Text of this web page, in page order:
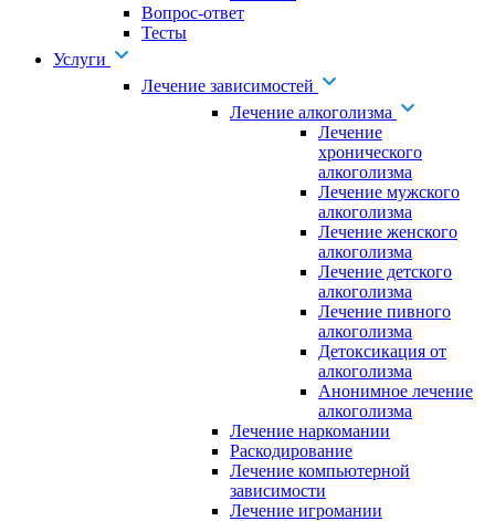
Вопрос-ответ
Тесты
Услуги
Лечение зависимостей
Лечение алкоголизма
Лечение
хронического
алкоголизма
Лечение мужского
алкоголизма
Лечение женского
алкоголизма
Лечение детского
алкоголизма
Лечение пивного
алкоголизма
Детоксикация от
алкоголизма
Анонимное лечение
алкоголизма
Лечение наркомании
Раскодирование
Лечение компьютерной
зависимости
Лечение игромании